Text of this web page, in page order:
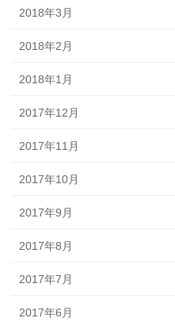
2018年3月
2018年2月
2018年1月
2017年12月
2017年11月
2017年10月
2017年9月
2017年8月
2017年7月
2017年6月